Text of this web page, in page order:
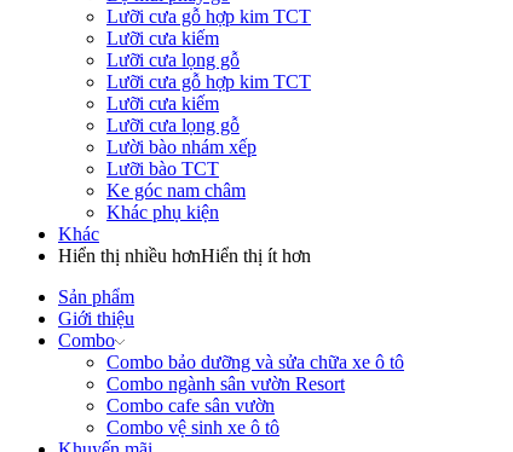
Lưỡi cưa gỗ hợp kim TCT
Lưỡi cưa kiếm
Lưỡi cưa lọng gỗ
Lưỡi cưa gỗ hợp kim TCT
Lưỡi cưa kiếm
Lưỡi cưa lọng gỗ
Lười bào nhám xếp
Lưỡi bào TCT
Ke góc nam châm
Khác phụ kiện
Khác
Hiển thị nhiều hơnHiển thị ít hơn
Sản phẩm
Giới thiệu
Combo
Combo bảo dưỡng và sửa chữa xe ô tô
Combo ngành sân vườn Resort
Combo cafe sân vườn
Combo vệ sinh xe ô tô